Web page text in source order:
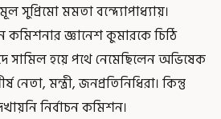
সুপ্রিমো মমতা বন্দ্যোপাধ্যায়।
কমিশনার জ্ঞানেশ কুমারকে চিঠি
সামিল হয়ে পথে নেমেছিলেন অভিষেক
নেতা, মন্ত্রী, জনপ্রতিনিধিরা। কিন্তু
নির্বাচন কমিশন।